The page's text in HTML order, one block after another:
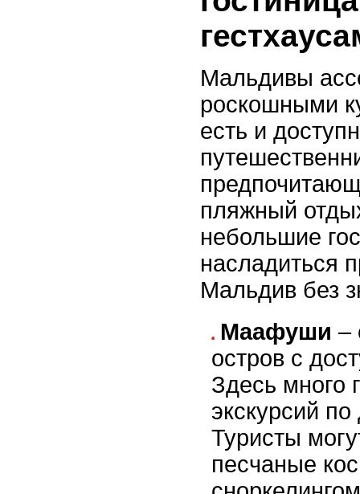
Мальдивы
роскошными
есть и
пляжный
небольшие
насладиться
Мальдив без
Маафуши –
остров с
Здесь много
экскурсий
Туристы
песчаные